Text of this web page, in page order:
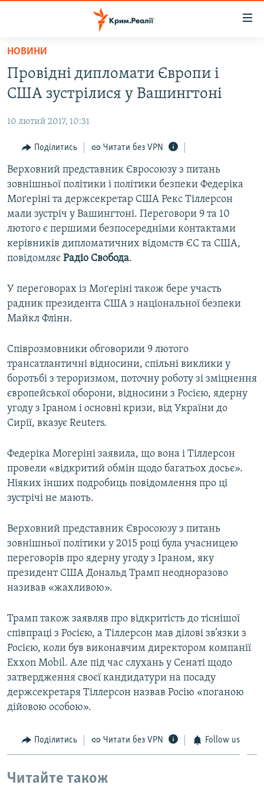
Перейти
основного
матеріалу
до
навігації
Перейти
до
пошуку
ВОДА.КРИМ
ВІДЕО ТА ФОТО
ПОЛІТИКА
БЛОГИ
ПОГЛЯД
ІНТЕРВ'Ю
ВСЕ ЗА ДЕНЬ
СПЕЦПРОЕКТИ
ДЕПОРТАЦІЯ
СВІДЧЕННЯ ОКУПАЦІЇ
УКРАЇНСЬКА ПРОБЛЕМА КРИМУ
ЯК ОБІЙТИ БЛОКУВАННЯ
Русский
Qırımtatar
Усі сайти RFE/RL
НОВИНИ
Провідні дипломати Європи і
США зустрілися у Вашингтоні
10 лютий 2017, 10:31
Поділитись Читати без VPN
Верховний представник Євросоюзу з питань
зовнішньої політики і політики безпеки Федеріка
Моґеріні та держсекретар США Рекс Тіллерсон
мали зустріч у Вашингтоні. Переговори 9 та 10
лютого є першими безпосередніми контактами
керівників дипломатичних відомств ЄС та США,
повідомляє Радіо Свобода.
У переговорах із Моґеріні також бере участь
радник президента США з національної безпеки
Майкл Флінн.
Співрозмовники обговорили 9 лютого
трансатлантичні відносини, спільні виклики у
боротьбі з тероризмом, поточну роботу зі зміцнення
європейської оборони, відносини з Росією, ядерну
угоду з Іраном і основні кризи, від України до
Сирії, вказує Reuters.
Федеріка Могеріні заявила, що вона і Тіллерсон
провели «відкритий обмін щодо багатьох досьє».
Ніяких інших подробиць повідомлення про ці
зустрічі не мають.
Верховний представник Євросоюзу з питань
зовнішньої політики у 2015 році була учасницею
переговорів про ядерну угоду з Іраном, яку
президент США Дональд Трамп неодноразово
називав «жахливою».
Трамп також заявляв про відкритість до тіснішої
співпраці з Росією, а Тіллерсон мав ділові зв’язки з
Росією, коли був виконавчим директором компанії
Exxon Mobil. Але під час слухань у Сенаті щодо
затвердження своєї кандидатури на посаду
держсекретаря Тіллерсон назвав Росію «поганою
дійовою особою».
Поділитись Читати без VPN Follow us
Читайте також